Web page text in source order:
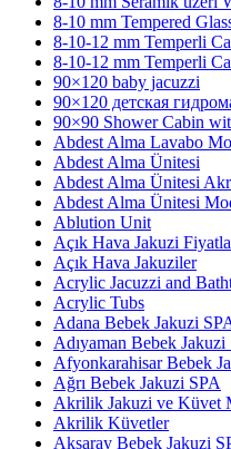
8-10 mm Tempered
8-10-12 mm Temperli
8-10-12 mm Temperli
90×120 baby jacuzzi
90×120 детская
90×90 Shower Cabin
Abdest Alma Lavabo
Abdest Alma Ünitesi
Abdest Alma Ünitesi
Abdest Alma Ünitesi
Ablution Unit
Açık Hava Jakuzi
Açık Hava Jakuziler
Acrylic Jacuzzi and
Acrylic Tubs
Adana Bebek Jakuzi
Adıyaman Bebek Jakuzi
Afyonkarahisar Bebek
Ağrı Bebek Jakuzi SPA
Akrilik Jakuzi ve Küvet
Akrilik Küvetler
Aksaray Bebek Jakuzi